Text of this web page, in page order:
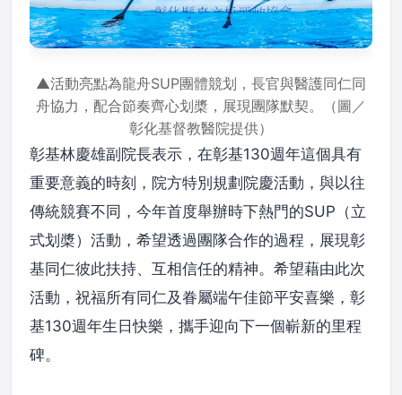
▲活動亮點為龍舟SUP團體競划，長官與醫護同仁同
舟協力，配合節奏齊心划槳，展現團隊默契。（圖／
彰化基督教醫院提供）
彰基林慶雄副院長表示，在彰基130週年這個具有
重要意義的時刻，院方特別規劃院慶活動，與以往
傳統競賽不同，今年首度舉辦時下熱門的SUP（立
式划槳）活動，希望透過團隊合作的過程，展現彰
基同仁彼此扶持、互相信任的精神。希望藉由此次
活動，祝福所有同仁及眷屬端午佳節平安喜樂，彰
基130週年生日快樂，攜手迎向下一個嶄新的里程
碑。